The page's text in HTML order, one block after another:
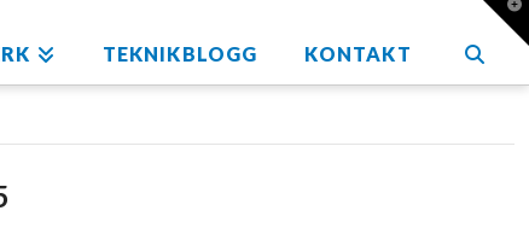
TEKNIKBLOGG KONTAKT